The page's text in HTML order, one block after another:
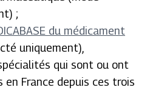
;
du médicament
uniquement),
qui sont ou ont
en France depuis ces trois